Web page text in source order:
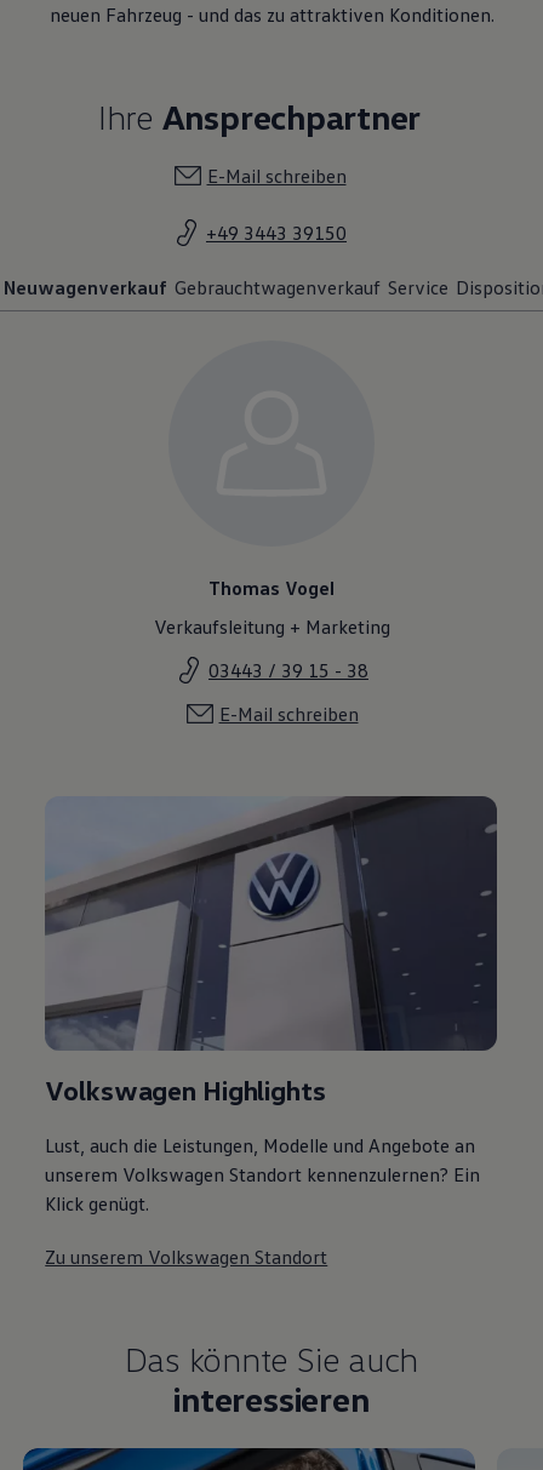
neuen Fahrzeug - und das zu attraktiven Konditionen.
Ihre Ansprechpartner
E-Mail schreiben
+49 3443 39150
Neuwagenverkauf Gebrauchtwagenverkauf Service
Thomas Vogel
Verkaufsleitung + Marketing
03443 / 39 15 - 38
E-Mail schreiben
Volkswagen Highlights
Lust, auch die Leistungen, Modelle und Angebote an
unserem Volkswagen Standort kennenzulernen? Ein
Klick genügt.
Zu unserem Volkswagen Standort
Das könnte Sie auch
interessieren